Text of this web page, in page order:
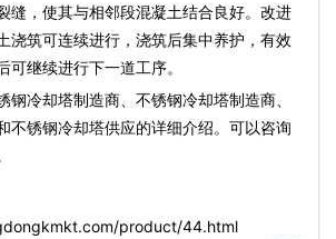
缝，使其与相邻段混凝土结合良好。改进
浇筑可连续进行，浇筑后集中养护，有效
可继续进行下一道工序。
冷却塔制造商、不锈钢冷却塔制造商、
不锈钢冷却塔供应的详细介绍。可以咨询
product/44.html